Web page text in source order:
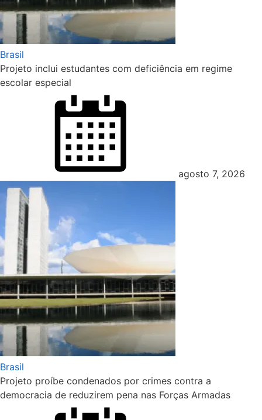
Brasil
Projeto inclui estudantes com deficiência em regime
escolar especial
agosto 7, 2026
Brasil
Projeto proíbe condenados por crimes contra a
democracia de reduzirem pena nas Forças Armadas